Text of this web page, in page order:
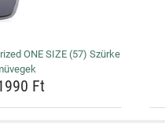
ONE SIZE (57) Szürke
Ft